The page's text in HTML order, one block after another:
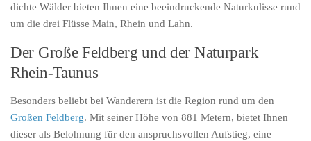
dichte Wälder bieten Ihnen eine beeindruckende Naturkulisse rund
um die drei Flüsse Main, Rhein und Lahn.
Der Große Feldberg und der Naturpark
Rhein-Taunus
Besonders beliebt bei Wanderern ist die Region rund um den
Großen Feldberg. Mit seiner Höhe von 881 Metern, bietet Ihnen
dieser als Belohnung für den anspruchsvollen Aufstieg, eine